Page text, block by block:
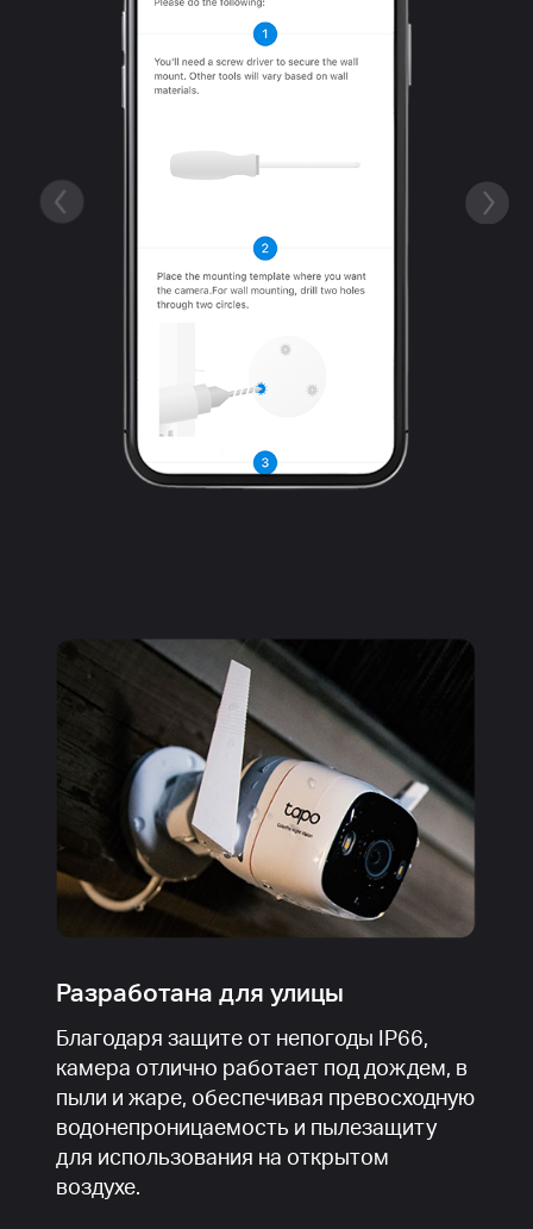
Разработана для улицы
Благодаря защите от непогоды IP66,
камера отлично работает под дождем, в
пыли и жаре, обеспечивая превосходную
водонепроницаемость и пылезащиту
для использования на открытом
воздухе.